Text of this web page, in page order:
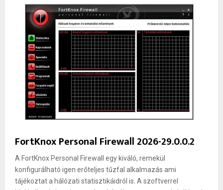
FortKnox Personal Firewall 2026-29.0.0.2
A FortKnox Personal Firewall egy kiváló, remekül
konfigurálható igen erőteljes tűzfal alkalmazás ami
tájékoztat a hálózati statisztikáidról is. A szoftverrel